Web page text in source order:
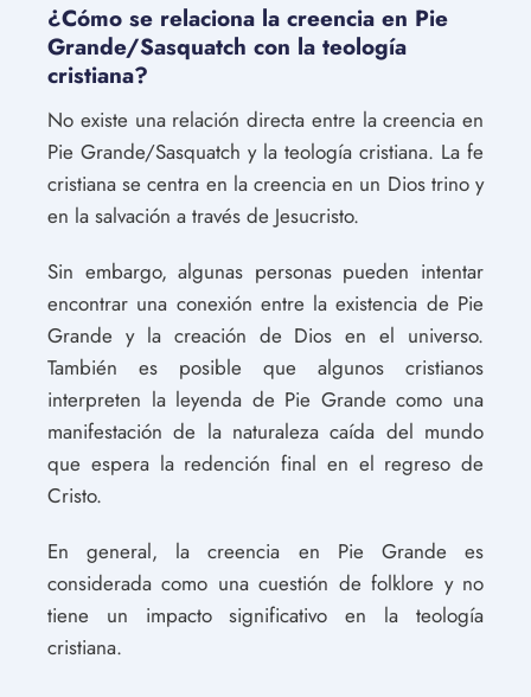
¿Cómo se relaciona la creencia en Pie
Grande/Sasquatch con la teología
cristiana?
No existe una relación directa entre la creencia en
Pie Grande/Sasquatch y la teología cristiana. La fe
cristiana se centra en la creencia en un Dios trino y
en la salvación a través de Jesucristo.
Sin embargo, algunas personas pueden intentar
encontrar una conexión entre la existencia de Pie
Grande y la creación de Dios en el universo.
También es posible que algunos cristianos
interpreten la leyenda de Pie Grande como una
manifestación de la naturaleza caída del mundo
que espera la redención final en el regreso de
Cristo.
En general, la creencia en Pie Grande es
considerada como una cuestión de folklore y no
tiene un impacto significativo en la teología
cristiana.